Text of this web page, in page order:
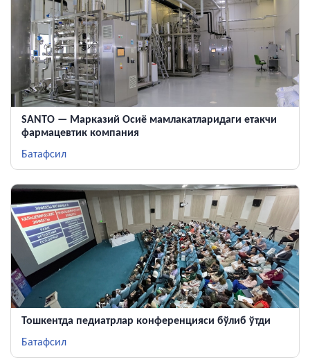
SANTO — Марказий Осиё мамлакатларидаги етакчи
фармацевтик компания
Батафсил
Тошкентда педиатрлар конференцияси бўлиб ўтди
Батафсил